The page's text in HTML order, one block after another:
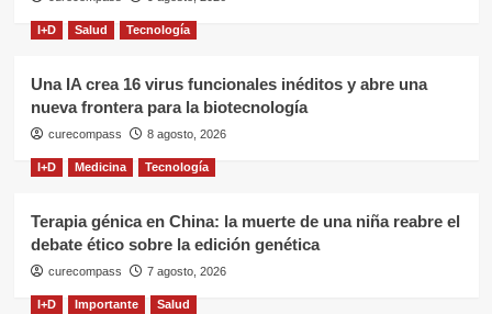
I+D Salud Tecnología
Una IA crea 16 virus funcionales inéditos y abre una
nueva frontera para la biotecnología
curecompass 8 agosto, 2026
I+D Medicina Tecnología
Terapia génica en China: la muerte de una niña reabre el
debate ético sobre la edición genética
curecompass 7 agosto, 2026
I+D Importante Salud